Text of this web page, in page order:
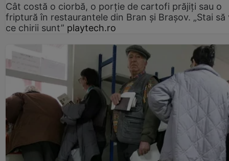
Cât costă o ciorbă, o porţie de cartofi prăjiţi sau o
friptură în restaurantele din Bran şi Braşov. „Stai să
ce chirii sunt” playtech.ro